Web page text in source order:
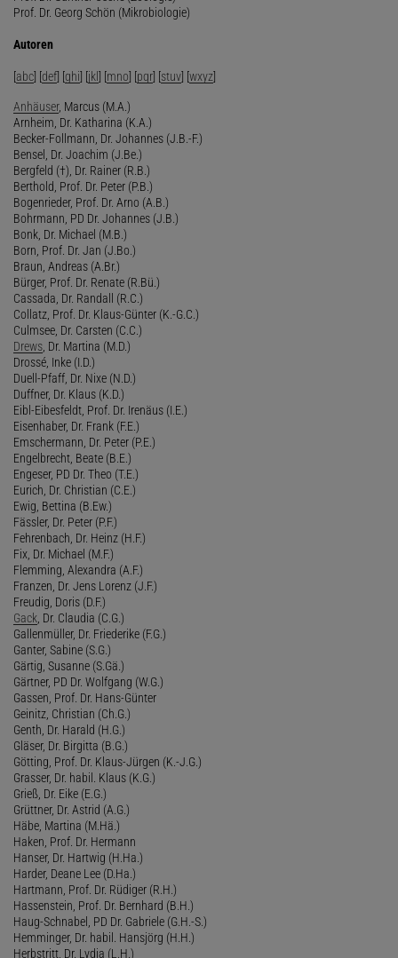
Prof. Dr. Georg Schön (Mikrobiologie)
Autoren
[abc] [def] [ghi] [jkl] [mno] [pqr] [stuv] [wxyz]
Anhäuser, Marcus (M.A.)
Arnheim, Dr. Katharina (K.A.)
Becker-Follmann, Dr. Johannes (J.B.-F.)
Bensel, Dr. Joachim (J.Be.)
Bergfeld (†), Dr. Rainer (R.B.)
Berthold, Prof. Dr. Peter (P.B.)
Bogenrieder, Prof. Dr. Arno (A.B.)
Bohrmann, PD Dr. Johannes (J.B.)
Bonk, Dr. Michael (M.B.)
Born, Prof. Dr. Jan (J.Bo.)
Braun, Andreas (A.Br.)
Bürger, Prof. Dr. Renate (R.Bü.)
Cassada, Dr. Randall (R.C.)
Collatz, Prof. Dr. Klaus-Günter (K.-G.C.)
Culmsee, Dr. Carsten (C.C.)
Drews , Dr. Martina (M.D.)
Drossé, Inke (I.D.)
Duell-Pfaff, Dr. Nixe (N.D.)
Duffner, Dr. Klaus (K.D.)
Eibl-Eibesfeldt, Prof. Dr. Irenäus (I.E.)
Eisenhaber, Dr. Frank (F.E.)
Emschermann, Dr. Peter (P.E.)
Engelbrecht, Beate (B.E.)
Engeser, PD Dr. Theo (T.E.)
Eurich, Dr. Christian (C.E.)
Ewig, Bettina (B.Ew.)
Fässler, Dr. Peter (P.F.)
Fehrenbach, Dr. Heinz (H.F.)
Fix, Dr. Michael (M.F.)
Flemming, Alexandra (A.F.)
Franzen, Dr. Jens Lorenz (J.F.)
Freudig, Doris (D.F.)
Gack , Dr. Claudia (C.G.)
Gallenmüller, Dr. Friederike (F.G.)
Ganter, Sabine (S.G.)
Gärtig, Susanne (S.Gä.)
Gärtner, PD Dr. Wolfgang (W.G.)
Gassen, Prof. Dr. Hans-Günter
Geinitz, Christian (Ch.G.)
Genth, Dr. Harald (H.G.)
Gläser, Dr. Birgitta (B.G.)
Götting, Prof. Dr. Klaus-Jürgen (K.-J.G.)
Grasser, Dr. habil. Klaus (K.G.)
Grieß, Dr. Eike (E.G.)
Grüttner, Dr. Astrid (A.G.)
Häbe, Martina (M.Hä.)
Haken, Prof. Dr. Hermann
Hanser, Dr. Hartwig (H.Ha.)
Harder, Deane Lee (D.Ha.)
Hartmann, Prof. Dr. Rüdiger (R.H.)
Hassenstein, Prof. Dr. Bernhard (B.H.)
Haug-Schnabel, PD Dr. Gabriele (G.H.-S.)
Hemminger, Dr. habil. Hansjörg (H.H.)
Herbstritt, Dr. Lydia (L.H.)